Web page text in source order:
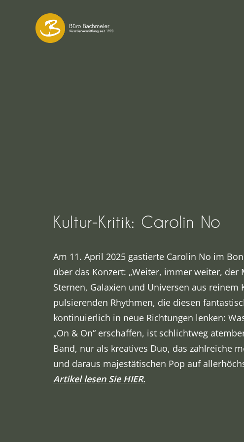
Kultur-Kritik: Carolin No
Am 11. April 2025 gastierte Carolin No im
über das Konzert: „Weiter, immer weiter,
Sternen, Galaxien und Universen aus
pulsierenden Rhythmen, die diesen
kontinuierlich in neue Richtungen lenken:
„On & On“ erschaffen, ist schlichtweg
Band, nur als kreatives Duo, das zahlreiche
und daraus majestätischen Pop auf
Artikel lesen Sie HIER.